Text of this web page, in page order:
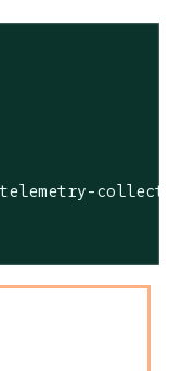
telemetry-